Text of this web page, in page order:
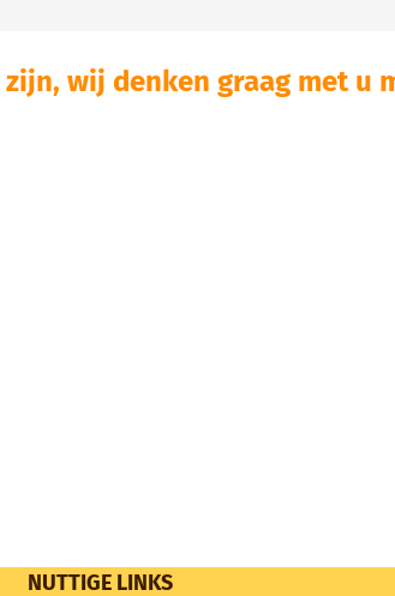
wij denken graag met u
NUTTIGE LINKS